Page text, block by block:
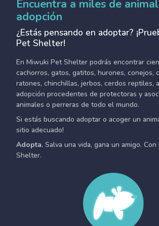
Encuentra a miles de
adopción
¿Estás pensando en adoptar?
Pet Shelter!
En Miwuki Pet Shelter podrás encontrar
cachorros, gatos, gatitos, hurones, conejos,
ratones, chinchillas, jerbos, cerdos reptiles,
adopción procedentes de protectoras y
animales o perreras de todo el mundo.
Si estás buscando adoptar o acoger un
sitio adecuado!
Adopta. Salva una vida, gana un amigo.
Shelter.